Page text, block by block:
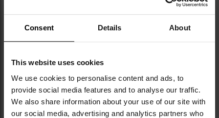
Consent Details About
This website uses cookies
We use cookies to personalise content and ads, to
provide social media features and to analyse our traffic.
We also share information about your use of our site with
our social media, advertising and analytics partners who
pikselowych wzorów maskujących wprowadzonych do
Fińskich Sił Zbrojnych w 2005 roku jako następca
analizy zdjęć fińskich lasów, wykonanych w różnych
Rodzina M05 obejmuje kilka odmian, w tym leśną
(woodland), zimową (snow) oraz jesienno-zimową
(cold weather).